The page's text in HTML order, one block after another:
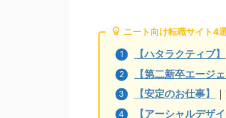
ニート向け転職サイト4
【ハタラクティブ】
【第二新卒エージ
【安定のお仕事】
【アーシャルデザイ